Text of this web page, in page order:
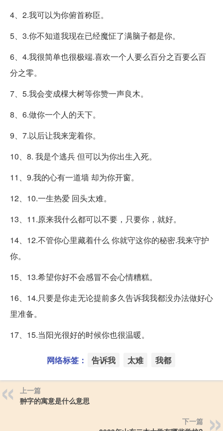
4、2.我可以为你俯首称臣。
5、3.你不知道我现在已经魔怔了满脑子都是你。
6、4.我很简单也很极端.喜欢一个人要么百分之百要么百
分之零。
7、5.我会变成棵大树等你赞一声良木。
8、6.做你一个人的天下。
9、7.以后让我来宠着你。
10、8. 我是个逃兵 但可以为你出生入死。
11、9.我的心有一道墙 却为你开窗。
12、10.一生热爱 回头太难。
13、11.原来我什么都可以不要，只要你，就好。
14、12.不管你心里藏着什么 你就守这你的秘密.我来守护
你。
15、13.希望你好不会感冒不会心情糟糕。
16、14.只要是你走无论提前多久告诉我我都没办法做好心
里准备。
17、15.当阳光很好的时候你也很温暖。
网络标签： 告诉我 太难 我都
上一篇
翀字的寓意是什么意思
下一篇